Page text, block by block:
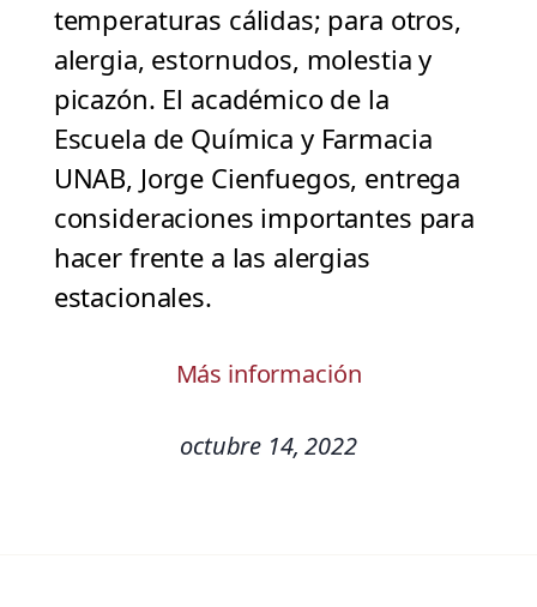
temperaturas cálidas; para otros,
alergia, estornudos, molestia y
picazón. El académico de la
Escuela de Química y Farmacia
UNAB, Jorge Cienfuegos, entrega
consideraciones importantes para
hacer frente a las alergias
estacionales.
Más información
octubre 14, 2022